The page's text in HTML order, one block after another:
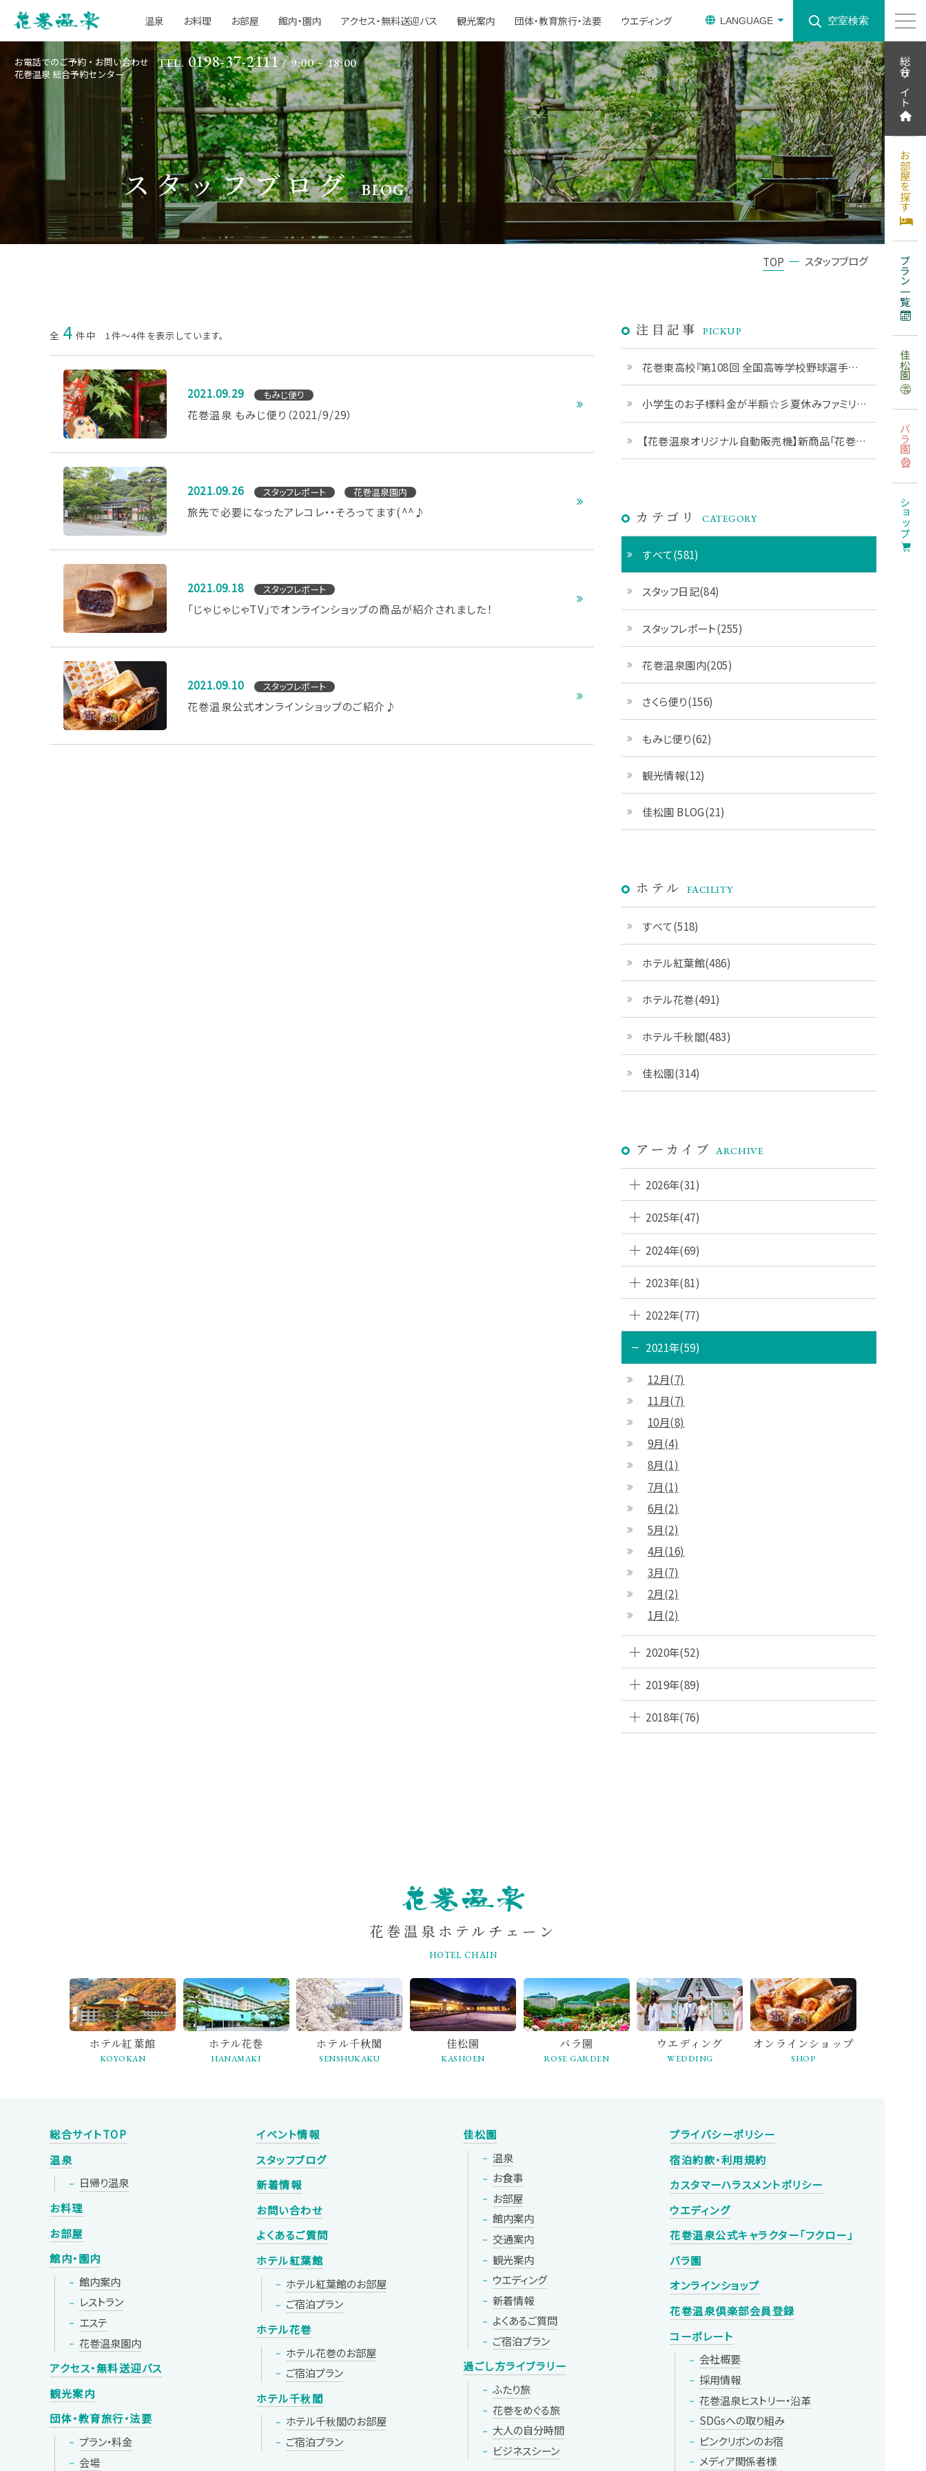
温泉 お料理 お部屋 館内・園内 アクセス・無料送迎バス 観光案内 団体・教育旅行・法要 ウエディング
総合サイト
お部屋を探す
プラン一覧
佳松園
バラ園
ショップ
お電話でのご予約・お問い合わせ
花巻温泉 総合予約センター
TEL. 0198-37-2111/ 9:00 ~ 18:00
LANGUAGE 空室検索
スタッフブログ BLOG
TOP スタッフブログ
全 4 件中 1件～4件を表示しています。
2021.09.29 もみじ便り
花巻温泉 もみじ便り（2021/9/29）
2021.09.26 スタッフレポート 花巻温泉園内
旅先で必要になったアレコレ・・そろってます(^^♪
2021.09.18 スタッフレポート
「じゃじゃじゃTV」でオンラインショップの商品が紹介されました！
2021.09.10 スタッフレポート
花巻温泉公式オンラインショップのご紹介♪
注目記事 PICKUP
花巻東高校『第108回 全国高等学校野球選手権 岩手大会』優勝おめでとうございます！
小学生のお子様料金が半額☆彡夏休みファミリープランご予約受付中です♪
【花巻温泉オリジナル自動販売機】新商品「花巻温泉ジェラート」販売開始♪
カテゴリ CATEGORY
すべて(581)
スタッフ日記(84)
スタッフレポート(255)
花巻温泉園内(205)
さくら便り(156)
もみじ便り(62)
観光情報(12)
佳松園 BLOG(21)
ホテル FACILITY
すべて(518)
ホテル紅葉館(486)
ホテル花巻(491)
ホテル千秋閣(483)
佳松園(314)
アーカイブ ARCHIVE
2026年(31)
2025年(47)
2024年(69)
2023年(81)
2022年(77)
2021年(59)
12月(7)
11月(7)
10月(8)
9月(4)
8月(1)
7月(1)
6月(2)
5月(2)
4月(16)
3月(7)
2月(2)
1月(2)
2020年(52)
2019年(89)
2018年(76)
花巻温泉ホテルチェーン
HOTEL CHAIN
ホテル紅葉館
KOYOKAN
ホテル花巻
HANAMAKI
ホテル千秋閣
SENSHUKAKU
佳松園
KASHOEN
バラ園
ROSE GARDEN
ウエディング
WEDDING
オンラインショップ
SHOP
総合サイトTOP
温泉
日帰り温泉
お料理
お部屋
館内・園内
館内案内
レストラン
エステ
花巻温泉園内
アクセス・無料送迎バス
観光案内
団体・教育旅行・法要
プラン・料金
会場
イベント情報
スタッフブログ
新着情報
お問い合わせ
よくあるご質問
ホテル紅葉館
ホテル紅葉館のお部屋
ご宿泊プラン
ホテル花巻
ホテル花巻のお部屋
ご宿泊プラン
ホテル千秋閣
ホテル千秋閣のお部屋
ご宿泊プラン
佳松園
温泉
お食事
お部屋
館内案内
交通案内
観光案内
ウエディング
新着情報
よくあるご質問
ご宿泊プラン
過ごし方ライブラリー
ふたり旅
花巻をめぐる旅
大人の自分時間
ビジネスシーン
プライバシーポリシー
宿泊約款・利用規約
カスタマーハラスメントポリシー
ウエディング
花巻温泉公式キャラクター「フクロー」
バラ園
オンラインショップ
花巻温泉倶楽部会員登録
コーポレート
会社概要
採用情報
花巻温泉ヒストリー・沿革
SDGsへの取り組み
ピンクリボンのお宿
メディア関係者様